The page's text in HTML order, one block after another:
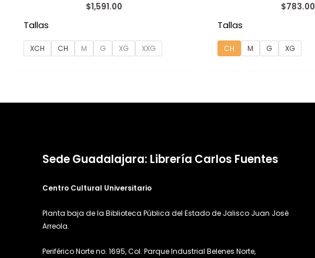
Valorado
con
$1,591.00
Tallas
XCH CH M G XG XXG
Valorado
con
$783.00
Tallas
CH M G XG
Sede Guadalajara: Librería Carlos Fuentes
Centro Cultural Universitario
Planta baja de la Biblioteca Pública del Estado de Jalisco Juan José
Arreola.
Periférico Norte no. 1695, Col. Parque Industrial Belenes Norte,